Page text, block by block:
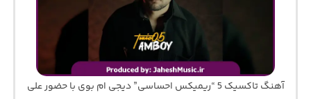
آهنگ تاکسیک 5 “ریمیکس احساسی” دیجی ام بوی با حضور علی